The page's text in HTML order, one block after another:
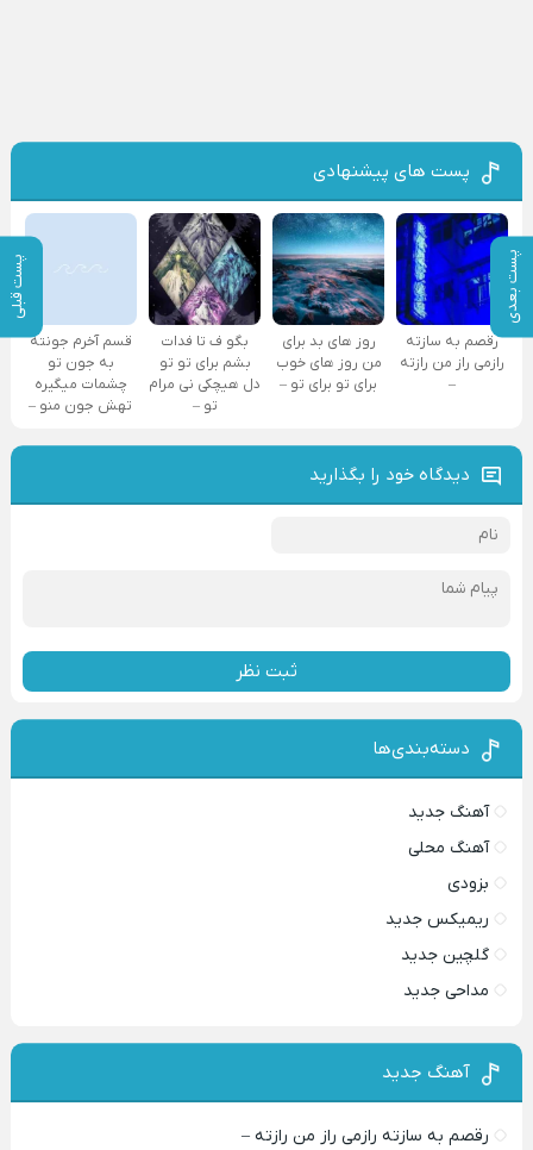
پست بعدی پست قبلی
پست های پیشنهادی
رقصم به سازته
رازمی راز من رازته
–
روز های بد برای
من روز های خوب
برای تو برای تو –
بگو ف تا فدات
بشم برای تو تو
دل هیچکی نی مرام
تو –
قسم آخرم جونته
به جون تو
چشمات میگیره
تهش جون منو –
دیدگاه خود را بگذارید
ثبت نظر
دسته‌بندی‌ها
آهنگ جدید
آهنگ محلی
بزودی
ریمیکس جدید
گلچین جدید
مداحی جدید
آهنگ جدید
رقصم به سازته رازمی راز من رازته –